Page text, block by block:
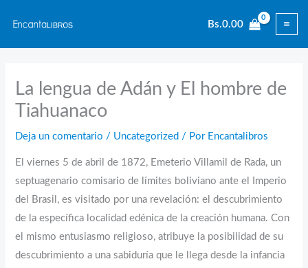
contenido
Bs.0.00
La lengua de Adán y El hombre de
Tiahuanaco
Deja un comentario / Uncategorized / Por Encantalibros
El viernes 5 de abril de 1872, Emeterio Villamil de Rada, un
septuagenario comisario de límites boliviano ante el Imperio
del Brasil, es visitado por una revelación: el descubrimiento
de la específica localidad edénica de la creación humana. Con
el mismo entusiasmo religioso, atribuye la posibilidad de su
descubrimiento a una sabiduría que le llega desde la infancia